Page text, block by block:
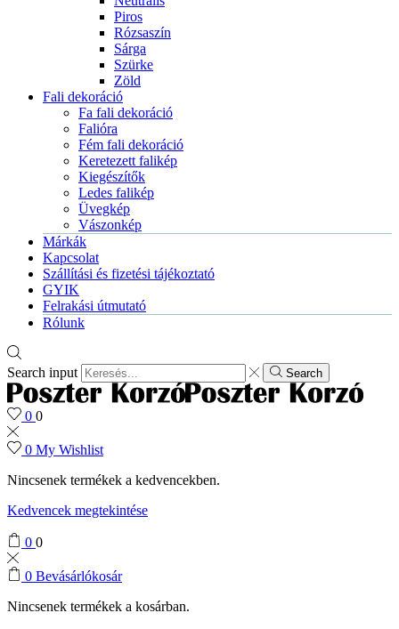
Piros
Rózsaszín
Sárga
Szürke
Zöld
Fali dekoráció
Fa fali dekoráció
Falióra
Fém fali dekoráció
Keretezett falikép
Kiegészítők
Ledes falikép
Üvegkép
Vászonkép
Márkák
Kapcsolat
Szállítási és fizetési tájékoztató
GYIK
Felrakási útmutató
Rólunk
Search input Search
0 0
0 My Wishlist
Nincsenek termékek a kedvencekben.
Kedvencek megtekintése
0 0
0 Bevásárlókosár
Nincsenek termékek a kosárban.